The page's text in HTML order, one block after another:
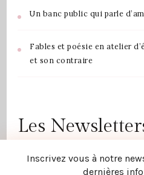
Inscrivez vous à notre
dernières
Un banc public qui parle
Fables et poésie en atelier
et son contraire
Les
30 juin 2026 La newsletter de